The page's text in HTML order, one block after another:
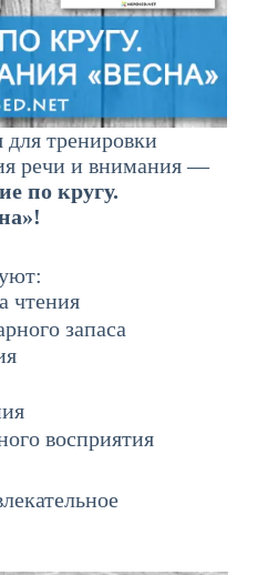
для тренировки
речи и внимания —
по кругу.
чтения
запаса
восприятия